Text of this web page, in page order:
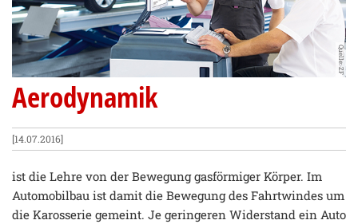
Quelle: ZF
Aerodynamik
[14.07.2016]
ist die Lehre von der Bewegung gasförmiger Körper. Im
Automobilbau ist damit die Bewegung des Fahrtwindes um
die Karosserie gemeint. Je geringeren Widerstand ein Auto